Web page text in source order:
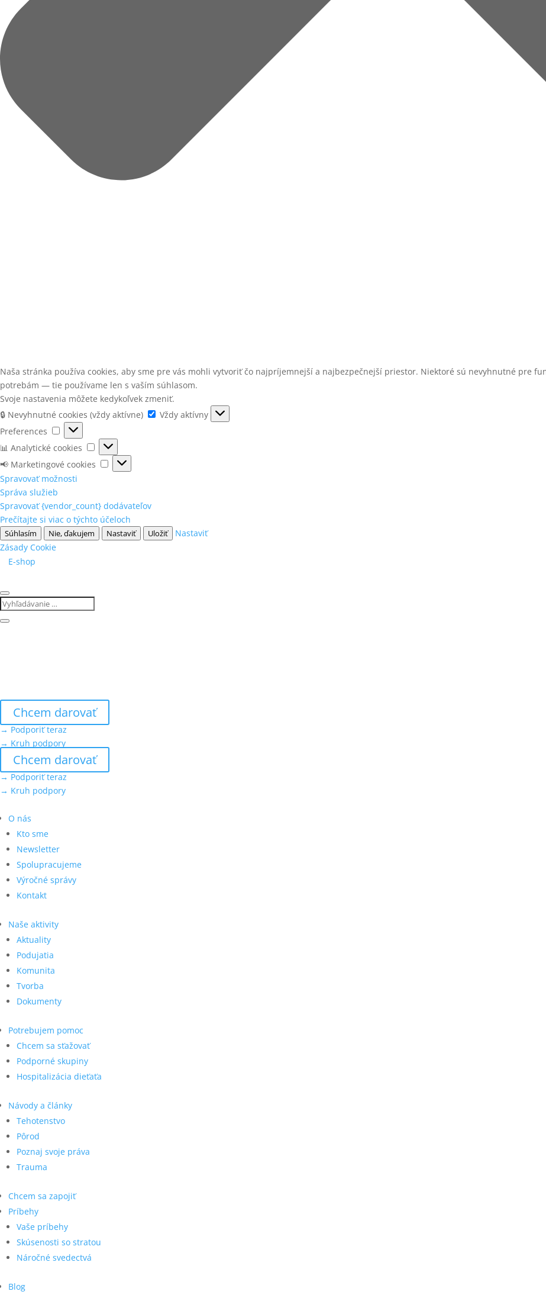
Naša stránka používa cookies, aby sme pre vás mohli vytvoriť čo najpríjemnejší a najbezpečnejší priestor. Niektoré sú nevyhnutné pre
potrebám — tie používame len s vaším súhlasom.
Svoje nastavenia môžete kedykoľvek zmeniť.
🔒 Nevyhnutné cookies (vždy aktívne)
🔒
Vždy aktívny
Preferences
Preferences
📊 Analytické cookies
📊
Analytické
cookies
📢 Marketingové cookies
📢
Marketingové
Spravovať možnosti
Správa služieb
Spravovať {vendor_count} dodávateľov
Prečítajte si viac o týchto účeloch
Súhlasím Nie, ďakujem Nastaviť Uložiť
Nastaviť
Zásady Cookie
E-shop
Chcem darovať
→ Podporiť teraz
→ Kruh podpory
Chcem darovať
→ Podporiť teraz
→ Kruh podpory
O nás
Kto sme
Newsletter
Spolupracujeme
Výročné správy
Kontakt
Naše aktivity
Aktuality
Podujatia
Komunita
Tvorba
Dokumenty
Potrebujem pomoc
Chcem sa sťažovať
Podporné skupiny
Hospitalizácia dieťaťa
Návody a články
Tehotenstvo
Pôrod
Poznaj svoje práva
Trauma
Chcem sa zapojiť
Príbehy
Vaše príbehy
Skúsenosti so stratou
Náročné svedectvá
Blog